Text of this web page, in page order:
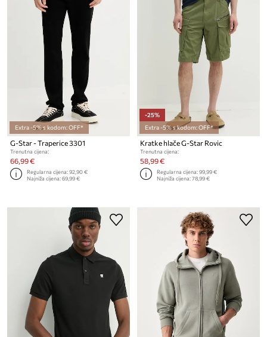
Extra -5% s kodom: OFF*
G-Star - Traperice 3301
Trenutna cijena:
66,99 €
Regularna cijena:92,90 €
Najniža cijena:69,99 €
-25%
Extra -5% s kodom: OFF*
Kratke hlače G-Star Rovic
Trenutna cijena:
58,99 €
Regularna cijena:99,99 €
Najniža cijena:78,99 €